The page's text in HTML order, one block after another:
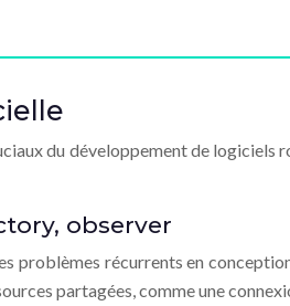
du développement de
observer
récurrents en
partagées, comme une